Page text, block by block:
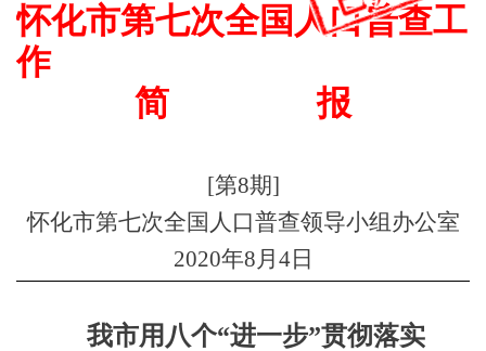
怀化市第七次全国人口普查工
作
简
报
[第8期]
怀化市第七次全国人口普查领导小组办公室
2020年8月 4日
我市用八个“进一步”贯彻落实